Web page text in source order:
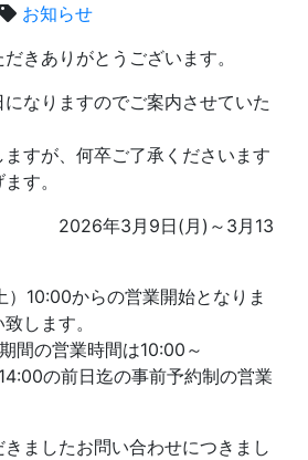
お知らせ
きありがとうございます。
なりますのでご案内させていた
すが、何卒ご了承くださいます
す。
2026年3月9日(月)～3月13
10:00からの営業開始となりま
します。
間の営業時間は10:00～
の前日迄の事前予約制の営業
ましたお問い合わせにつきまし